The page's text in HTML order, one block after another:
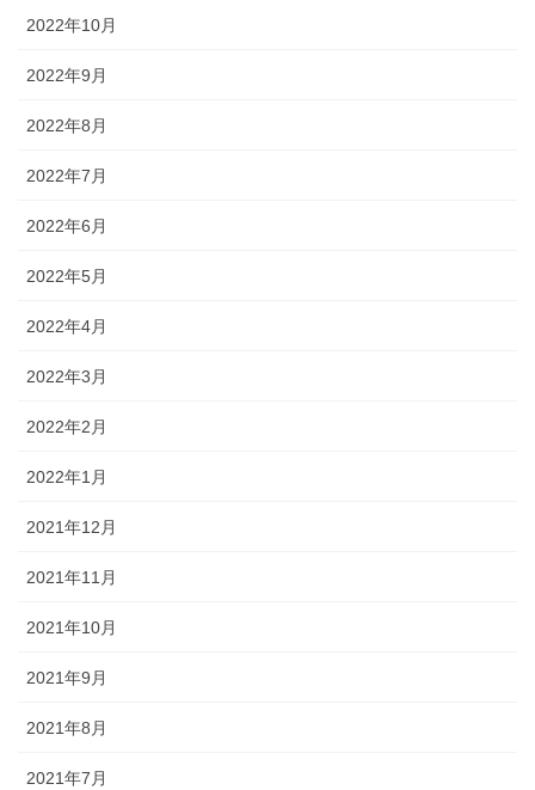
2022年10月
2022年9月
2022年8月
2022年7月
2022年6月
2022年5月
2022年4月
2022年3月
2022年2月
2022年1月
2021年12月
2021年11月
2021年10月
2021年9月
2021年8月
2021年7月